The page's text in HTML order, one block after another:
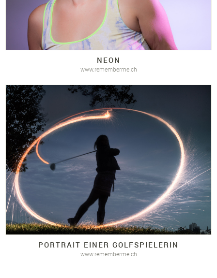
NEON
www.rememberme.ch
PORTRAIT EINER GOLFSPIELERIN
www.rememberme.ch